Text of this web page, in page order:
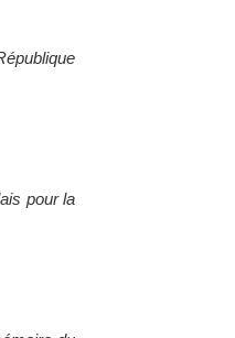
pour la